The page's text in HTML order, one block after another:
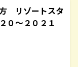
リゾートスタ
～２０２１